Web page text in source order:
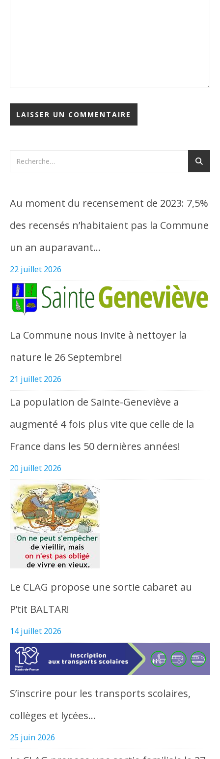
Au moment du recensement de 2023: 7,5%
des recensés n’habitaient pas la Commune
un an auparavant…
22 juillet 2026
La Commune nous invite à nettoyer la
nature le 26 Septembre!
21 juillet 2026
La population de Sainte-Geneviève a
augmenté 4 fois plus vite que celle de la
France dans les 50 dernières années!
20 juillet 2026
Le CLAG propose une sortie cabaret au
P’tit BALTAR!
14 juillet 2026
S’inscrire pour les transports scolaires,
collèges et lycées…
25 juin 2026